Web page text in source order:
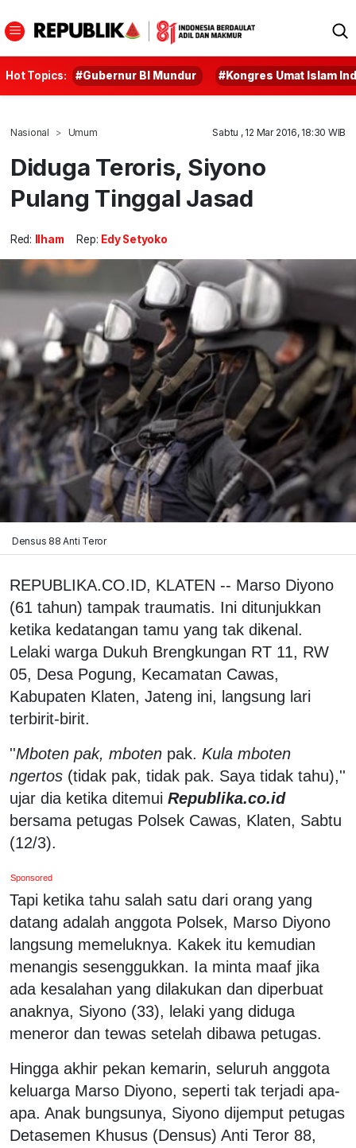
Hot Topics: #Gubernur BI Mundur #Kongres Umat Islam
Nasional Umum Sabtu , 12 Mar 2016, 18:30 WIB
Diduga Teroris, Siyono
Pulang Tinggal Jasad
Red: Ilham Rep: Edy Setyoko
Densus 88 Anti Teror
REPUBLIKA.CO.ID, KLATEN -- Marso Diyono
(61 tahun) tampak traumatis. Ini ditunjukkan
ketika kedatangan tamu yang tak dikenal.
Lelaki warga Dukuh Brengkungan RT 11, RW
05, Desa Pogung, Kecamatan Cawas,
Kabupaten Klaten, Jateng ini, langsung lari
terbirit-birit.
''Mboten pak, mboten pak. Kula mboten
ngertos (tidak pak, tidak pak. Saya tidak tahu),''
ujar dia ketika ditemui Republika.co.id
bersama petugas Polsek Cawas, Klaten, Sabtu
(12/3).
Sponsored
Tapi ketika tahu salah satu dari orang yang
datang adalah anggota Polsek, Marso Diyono
langsung memeluknya. Kakek itu kemudian
menangis sesenggukkan. Ia minta maaf jika
ada kesalahan yang dilakukan dan diperbuat
anaknya, Siyono (33), lelaki yang diduga
meneror dan tewas setelah dibawa petugas.
Hingga akhir pekan kemarin, seluruh anggota
keluarga Marso Diyono, seperti tak terjadi apa-
apa. Anak bungsunya, Siyono dijemput petugas
Detasemen Khusus (Densus) Anti Teror 88,